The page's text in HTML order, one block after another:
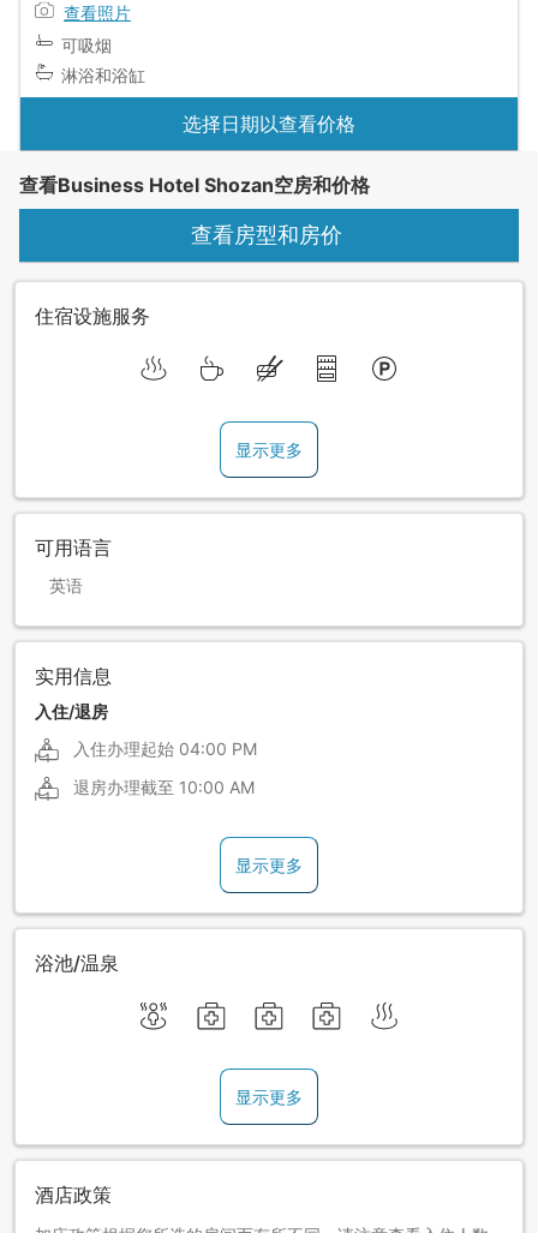
查看照片
可吸烟
淋浴和浴缸
选择日期以查看价格
查看Business Hotel Shozan空房和价格
查看房型和房价
住宿设施服务
显示更多
可用语言
英语
实用信息
入住/退房
入住办理起始 04:00 PM
退房办理截至 10:00 AM
显示更多
浴池/温泉
显示更多
酒店政策